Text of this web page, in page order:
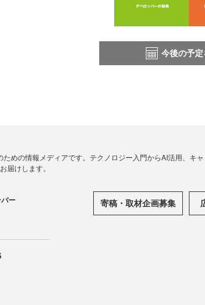
今後の予
めの情報メディアです。テクノロジー入門からAI活用、キ
届けします。
ー 寄稿・取材企画募集